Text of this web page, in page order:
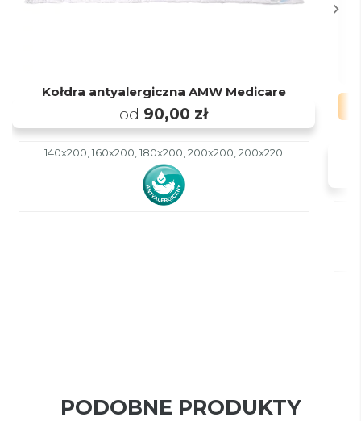
Kołdra antyalergiczna AMW Medicare
od 90,00 zł
140x200, 160x200, 180x200, 200x200, 200x220
PODOBNE PRODUKTY